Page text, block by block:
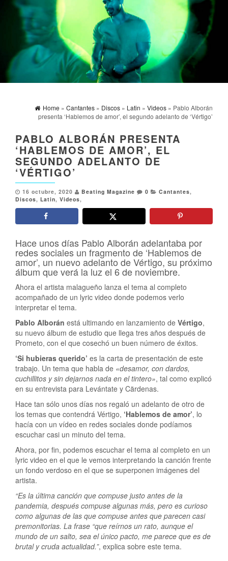
Home » Cantantes » Discos » Latin » Videos » Pablo Alborán
presenta ‘Hablemos de amor’, el segundo adelanto de ‘Vértigo’
PABLO ALBORÁN PRESENTA
‘HABLEMOS DE AMOR’, EL
SEGUNDO ADELANTO DE
‘VÉRTIGO’
16 octubre, 2020 Beating Magazine 0 Cantantes,
Discos, Latin, Videos,
Hace unos días Pablo Alborán adelantaba por
redes sociales un fragmento de ‘Hablemos de
amor’, un nuevo adelanto de Vértigo, su próximo
álbum que verá la luz el 6 de noviembre.
Ahora el artista malagueño lanza el tema al completo
acompañado de un lyric video donde podemos verlo
interpretar el tema.
Pablo Alborán está ultimando en lanzamiento de Vértigo,
su nuevo álbum de estudio que llega tres años después de
Prometo, con el que cosechó un buen número de éxitos.
‘Si hubieras querido’ es la carta de presentación de este
trabajo. Un tema que habla de «desamor, con dardos,
cuchillitos y sin dejarnos nada en el tintero», tal como explicó
en su entrevista para Levántate y Cärdenas.
Hace tan sólo unos días nos regaló un adelanto de otro de
los temas que contendrá Vértigo, ‘Hablemos de amor’, lo
hacía con un vídeo en redes sociales donde podíamos
escuchar casi un minuto del tema.
Ahora, por fin, podemos escuchar el tema al completo en un
lyric video en el que le vemos interpretando la canción frente
un fondo verdoso en el que se superponen imágenes del
artista.
“Es la última canción que compuse justo antes de la
pandemia, después compuse algunas más, pero es curioso
como algunas de las que compuse antes que parecen casi
premonitorias. La frase “que reírnos un rato, aunque el
mundo de un salto, sea el único pacto, me parece que es de
brutal y cruda actualidad.”, explica sobre este tema.